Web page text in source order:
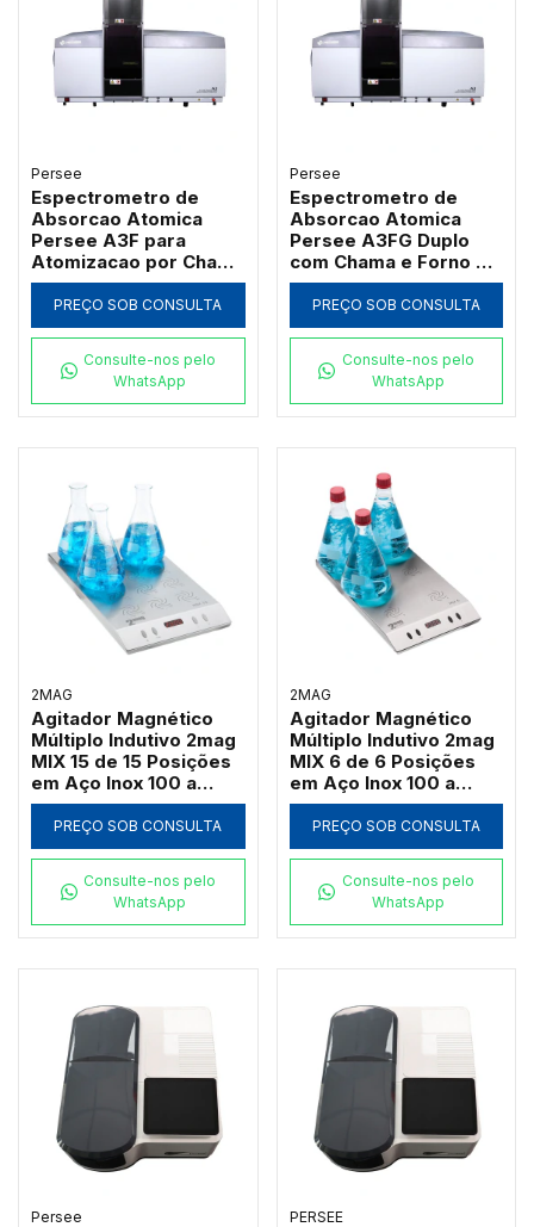
Persee
Espectrometro de
Absorcao Atomica
Persee A3F para
Atomizacao por Chama
com Queimador de
Titanio
PREÇO SOB CONSULTA
Consulte-nos pelo
WhatsApp
Persee
Espectrometro de
Absorcao Atomica
Persee A3FG Duplo
com Chama e Forno de
Grafite Transversal
PREÇO SOB CONSULTA
Consulte-nos pelo
WhatsApp
2MAG
Agitador Magnético
Múltiplo Indutivo 2mag
MIX 15 de 15 Posições
em Aço Inox 100 a
2000 RPM (Até
3000ml por Ponto)
PREÇO SOB CONSULTA
Consulte-nos pelo
WhatsApp
2MAG
Agitador Magnético
Múltiplo Indutivo 2mag
MIX 6 de 6 Posições
em Aço Inox 100 a
2000 RPM (Até
3000ml por Ponto)
PREÇO SOB CONSULTA
Consulte-nos pelo
WhatsApp
Persee PERSEE